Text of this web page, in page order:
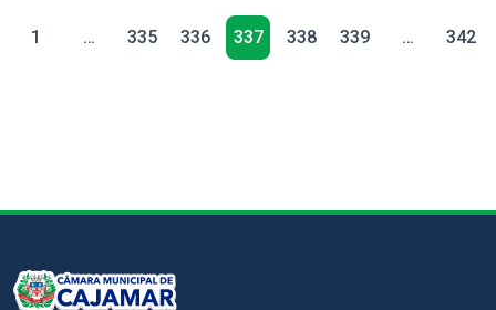
1 … 335 336 337 338 339 … 342